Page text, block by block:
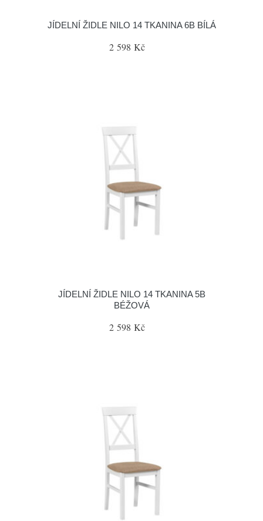
JÍDELNÍ ŽIDLE NILO 14 TKANINA 6B BÍLÁ
2 598 Kč
JÍDELNÍ ŽIDLE NILO 14 TKANINA 5B
BÉŽOVÁ
2 598 Kč